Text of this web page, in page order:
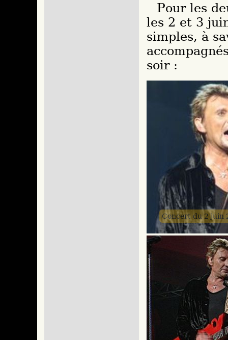
Pour les deux premiers concerts de la tournée,
les 2 et 3
simples, à
soir :
Concert du 2 juin